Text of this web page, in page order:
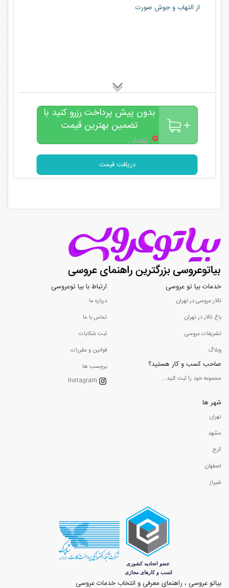
از التهاب و جوش صورت
بدون پیش پرداخت رزرو کنید با
تضمین بهترین قیمت
۰تومان
دریافت قیمت
خدمات بیا تو عروسی
تالار عروسی در تهران
باغ تالار در تهران
تشریفات عروسی
وبلاگ
صاحب کسب و کار هستید؟
مجموعه خود را ثبت کنید...
ارتباط با بیا توعروسی
درباره ما
تماس با ما
ثبت شکایات
قوانین و مقررات
برچسب ها
Instagram
شهر ها
تهران
مشهد
کرج
اصفهان
شیراز
بیاتو عروسی ، راهنمای معرفی و انتخاب خدمات عروسی